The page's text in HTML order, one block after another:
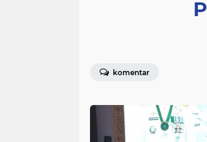
komentar